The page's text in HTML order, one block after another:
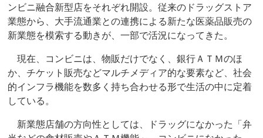
ンビニ融合新型店をそれぞれ開設。従来のドラッグストア
業態から、大手流通業との連携による新たな医薬品販売の
新業態を模索する動きが、一部で活況になってきた。
現在、コンビニは、物販だけでなく、銀行ＡＴＭのほ
か、チケット販売などマルチメディア的な要素など、社会
的インフラ機能を数多く持ち合わせる形で生活の中に定着
している。
新業態店舗の方向性としては、ドラッグになかった「弁